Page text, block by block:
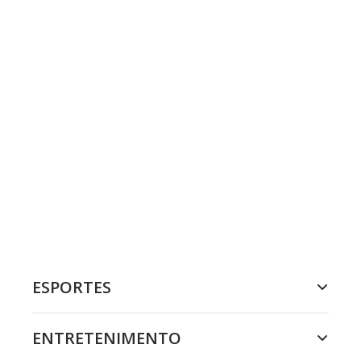
ESPORTES
ENTRETENIMENTO